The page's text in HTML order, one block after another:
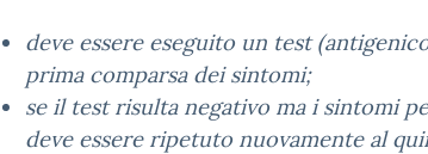
deve essere eseguito un test
prima comparsa dei sintomi;
se il test risulta negativo ma i sintomi
deve essere ripetuto nuovamente al